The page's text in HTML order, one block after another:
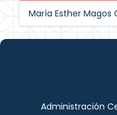
María Esther Magos
Administración